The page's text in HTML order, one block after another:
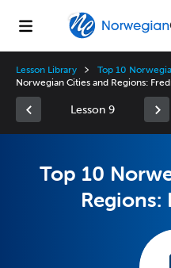
Lesson Library Top 10
Norwegian Cities and Regions:
Lesson 9
Top 10
Regions: